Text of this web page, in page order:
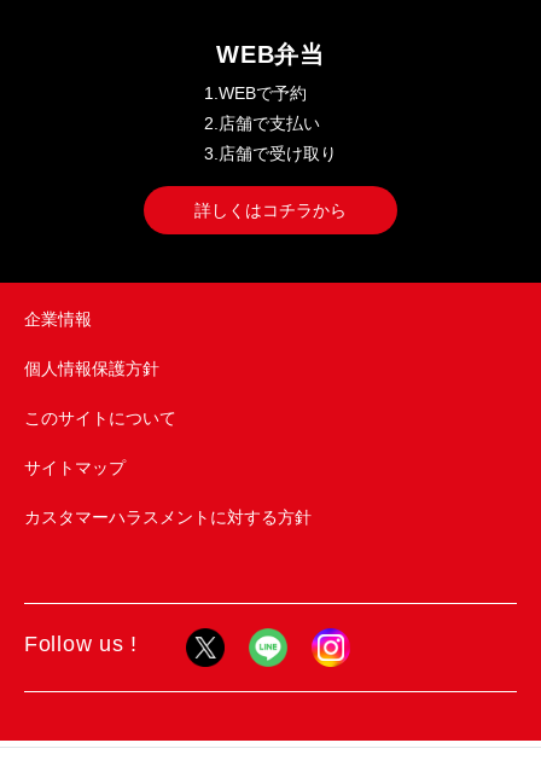
WEB弁当
1.WEBで予約
2.店舗で支払い
3.店舗で受け取り
詳しくはコチラから
企業情報
個人情報保護方針
このサイトについて
サイトマップ
カスタマーハラスメントに対する方針
Follow us !